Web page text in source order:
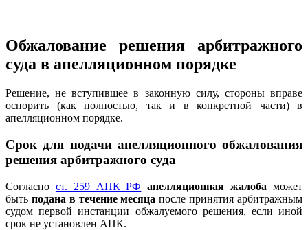
Обжалование решения арбитражного
суда в апелляционном порядке
Решение, не вступившее в законную силу, стороны вправе
оспорить (как полностью, так и в конкретной части) в
апелляционном порядке.
Срок для подачи апелляционного обжалования
решения арбитражного суда
Согласно ст. 259 АПК РФ апелляционная жалоба может
быть подана в течение месяца после принятия арбитражным
судом первой инстанции обжалуемого решения, если иной
срок не установлен АПК.